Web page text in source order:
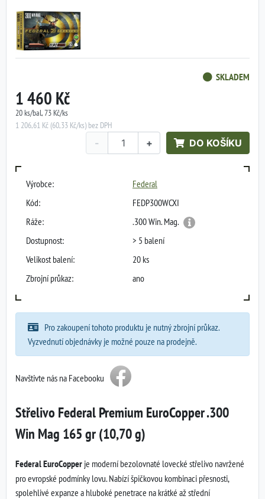
SKLADEM
1 460 Kč
20 ks/bal, 73 Kč/ks
1 206,61 Kč (60,33 Kč/ks) bez DPH
+
- DO KOŠÍKU
Výrobce:
Federal
Kód:
FEDP300WCXI
Ráže:
.300 Win. Mag.
Dostupnost:
> 5 balení
Velikost balení:
20 ks
Zbrojní průkaz:
ano
Pro zakoupení tohoto produktu je nutný zbrojní průkaz.
Vyzvednutí objednávky je možné pouze na prodejně.
Navštivte nás na Facebooku
Střelivo Federal Premium EuroCopper .300
Win Mag 165 gr (10,70 g)
Federal EuroCopper je moderní bezolovnaté lovecké střelivo navržené
pro evropské podmínky lovu. Nabízí špičkovou kombinaci přesnosti,
spolehlivé expanze a hluboké penetrace na krátké až střední